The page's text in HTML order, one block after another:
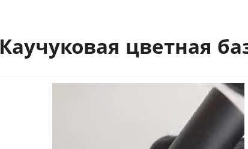
Каучуковая цветная